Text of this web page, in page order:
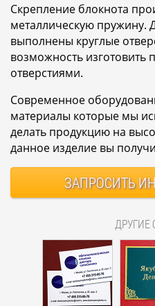
Скрепление блокнота
металлическую пружину.
выполнены круглые
возможность изготовить
отверстиями.
Современное
материалы которые мы
делать продукцию на
данное изделие вы
ЗАПРОСИТЬ
ДРУГИЕ